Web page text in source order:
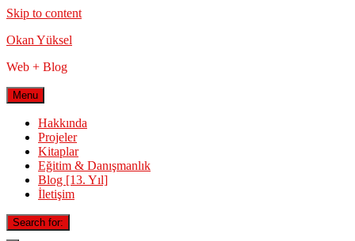
Skip to content
Okan Yüksel
Web + Blog
Menu
Hakkında
Projeler
Kitaplar
Eğitim & Danışmanlık
Blog [13. Yıl]
İletişim
Search for: